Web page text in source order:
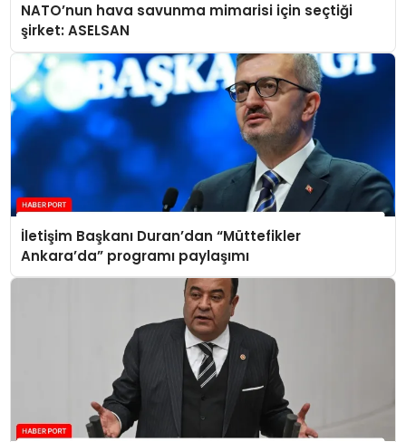
NATO’nun hava savunma mimarisi için seçtiği
şirket: ASELSAN
İletişim Başkanı Duran’dan “Müttefikler
Ankara’da” programı paylaşımı